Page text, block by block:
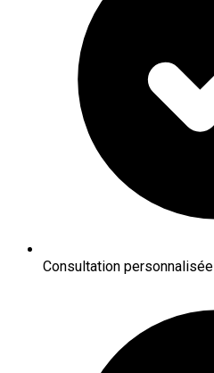
Consultation personnalisée